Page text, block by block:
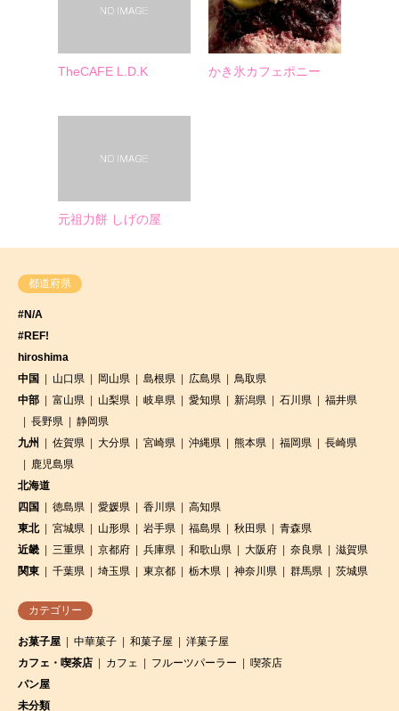
TheCAFE L.D.K かき氷カフェポニー
元祖力餅 しげの屋
都道府県
#N/A
#REF!
hiroshima
中国
山口県 岡山県 島根県 広島県
鳥取県
中部
富山県 山梨県 岐阜県 愛知県 新潟県 石川県
福井県
長野県
静岡県
九州
佐賀県 大分県 宮崎県 沖縄県 熊本県 福岡県
長崎県
鹿児島県
北海道
四国
徳島県 愛媛県 香川県
高知県
東北
宮城県 山形県 岩手県 福島県 秋田県
青森県
近畿
三重県 京都府 兵庫県 和歌山県 大阪府 奈良県
滋賀県
関東
千葉県 埼玉県 東京都 栃木県 神奈川県 群馬県 茨城県
カテゴリー
お菓子屋 中華菓子 和菓子屋
洋菓子屋
カフェ・喫茶店
カフェ フルーツパーラー
喫茶店
パン屋
未分類